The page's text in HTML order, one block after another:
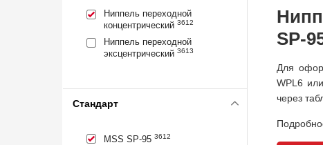
Ниппель переходной
концентрический 3612
Ниппель переходной
эксцентрический 3613
Стандарт
MSS SP-95 3612
SP-
Для
WPL6
через